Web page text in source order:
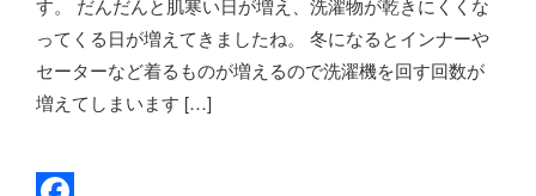
ってくる日が増えてきましたね。 冬になるとインナーや
セーターなど着るものが増えるので洗濯機を回す回数が
増えてしまいます […]